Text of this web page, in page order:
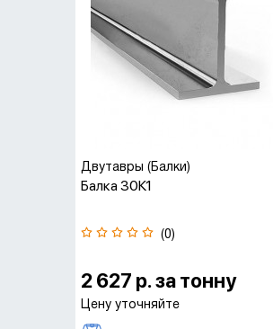
Двутавры (Балки)
Балка 30К1
(0)
2 627 р. за тонну
Цену уточняйте